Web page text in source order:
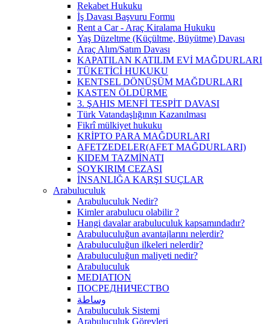
Rekabet Hukuku
İş Davası Başvuru Formu
Rent a Car - Araç Kiralama Hukuku
Yaş Düzeltme (Küçültme, Büyütme) Davası
Araç Alım/Satım Davası
KAPATILAN KATILIM EVİ MAĞDURLARI
TÜKETİCİ HUKUKU
KENTSEL DÖNÜŞÜM MAĞDURLARI
KASTEN ÖLDÜRME
3. ŞAHIS MENFİ TESPİT DAVASI
Türk Vatandaşlığının Kazanılması
Fikrî mülkiyet hukuku
KRİPTO PARA MAĞDURLARI
AFETZEDELER(AFET MAĞDURLARI)
KIDEM TAZMİNATI
SOYKIRIM CEZASI
İNSANLIĞA KARŞI SUÇLAR
Arabuluculuk
Arabuluculuk Nedir?
Kimler arabulucu olabilir ?
Hangi davalar arabuluculuk kapsamındadır?
Arabuluculuğun avantajlarını nelerdir?
Arabuluculuğun ilkeleri nelerdir?
Arabuluculuğun maliyeti nedir?
Arabuluculuk
MEDIATION
ПОСРЕДНИЧЕСТВО
وساطة
Arabuluculuk Sistemi
Arabuluculuk Görevleri